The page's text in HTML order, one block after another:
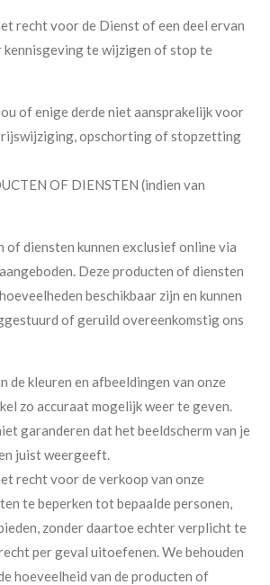
recht voor de Dienst of een deel ervan
kennisgeving te wijzigen of stop te
of enige derde niet aansprakelijk voor
opschorting of stopzetting
OF DIENSTEN (indien van
of diensten kunnen exclusief online via
Deze producten of diensten
beschikbaar zijn en kunnen
of geruild overeenkomstig ons
de kleuren en afbeeldingen van onze
zo accuraat mogelijk weer te geven.
garanderen dat het beeldscherm van je
juist weergeeft.
recht voor de verkoop van onze
te beperken tot bepaalde personen,
zonder daartoe echter verplicht te
per geval uitoefenen. We behouden
hoeveelheid van de producten of